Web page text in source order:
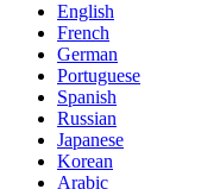
English
French
German
Portuguese
Spanish
Russian
Japanese
Korean
Arabic